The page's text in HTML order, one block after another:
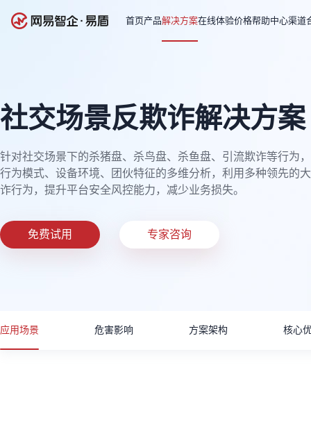
首页产品解决方案在线体验价格帮助中心渠道
社交场景反欺诈解决方案
针对社交场景下的杀猪盘、杀鸟盘、杀鱼盘、引流欺诈等行为
行为模式、设备环境、团伙特征的多维分析，利用多种领先的
诈行为，提升平台安全风控能力，减少业务损失。
免费试用 专家咨询
应用场景 危害影响 方案架构 核心